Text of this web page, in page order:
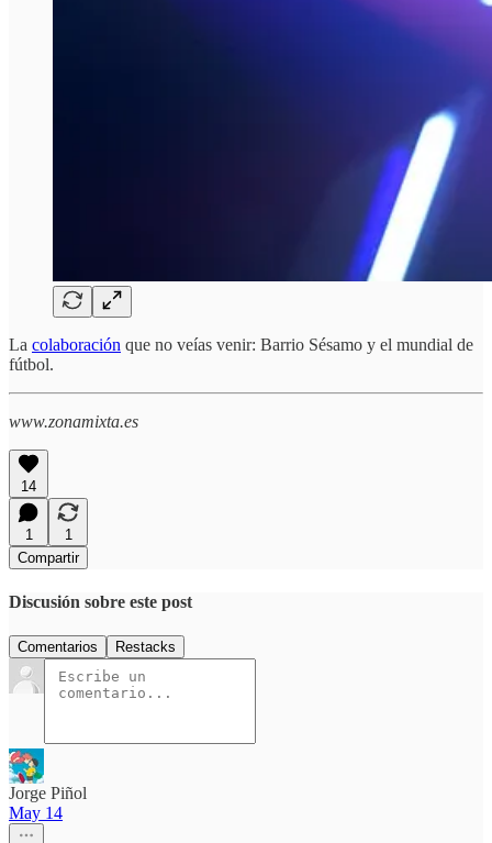
La colaboración que no veías venir: Barrio Sésamo y el mundial de
fútbol.
www.zonamixta.es
14
1
1
Compartir
Discusión sobre este post
Comentarios Restacks
Jorge Piñol
May 14